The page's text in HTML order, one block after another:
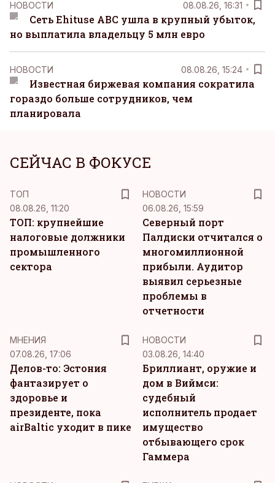
НОВОСТИ 08.08.26, 16:31
Сеть Ehituse ABC ушла в крупный убыток,
но выплатила владельцу 5 млн евро
НОВОСТИ 08.08.26, 15:24
Известная биржевая компания сократила
гораздо больше сотрудников, чем
планировала
СЕЙЧАС В ФОКУСЕ
ТОП
08.08.26, 11:20
ТОП: крупнейшие
налоговые должники
промышленного
сектора
НОВОСТИ
06.08.26, 15:59
Северный порт
Палдиски отчитался о
многомиллионной
прибыли. Аудитор
выявил серьезные
проблемы в
отчетности
MНЕНИЯ
07.08.26, 17:06
Делов-то: Эстония
фантазирует о
здоровье и
президенте, пока
airBaltic уходит в пике
НОВОСТИ
03.08.26, 14:40
Бриллиант, оружие и
дом в Виймси:
судебный
исполнитель продает
имущество
отбывающего срок
Гаммера